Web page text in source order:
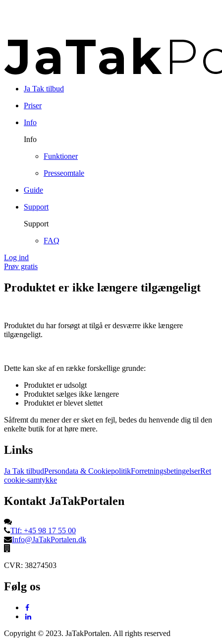
Ja Tak tilbud
Priser
Info
Info
Funktioner
Presseomtale
Guide
Support
Support
FAQ
Log ind
Prøv gratis
Produktet er ikke længere tilgængeligt
Produktet du har forsøgt at tilgå er desværre ikke længere
tilgængeligt.
Dette kan ske af en række forskellige grunde:
Produktet er udsolgt
Produktet sælges ikke længere
Produktet er blevet slettet
Såfremt du mener der er sket en fejl, bedes du henvende dig til den
enkelte butik for at høre mere.
Links
Ja Tak tilbudPersondata & CookiepolitikForretningsbetingelserRet
cookie-samtykke
Kontakt JaTakPortalen
Tlf: +45 98 17 55 00
Info@JaTakPortalen.dk
CVR: 38274503
Følg os
Copyright © 2023. JaTakPortalen. All rights reserved